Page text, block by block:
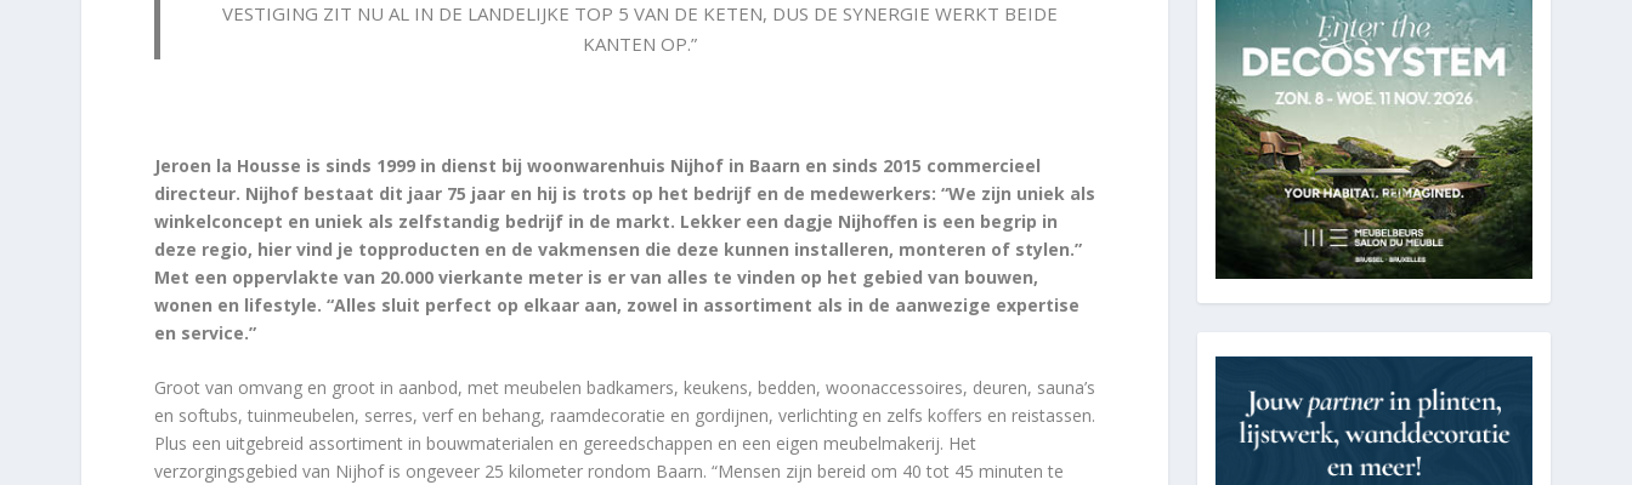
VESTIGING ZIT NU AL IN DE LANDELIJKE TOP 5 VAN DE KETEN, DUS DE SYNERGIE WERKT BEIDE
KANTEN OP.”
Jeroen la Housse is sinds 1999 in dienst bij woonwarenhuis Nijhof in Baarn en sinds 2015 commercieel
directeur. Nijhof bestaat dit jaar 75 jaar en hij is trots op het bedrijf en de medewerkers: “We zijn uniek als
winkelconcept en uniek als zelfstandig bedrijf in de markt. Lekker een dagje Nijhoffen is een begrip in
deze regio, hier vind je topproducten en de vakmensen die deze kunnen installeren, monteren of stylen.”
Met een oppervlakte van 20.000 vierkante meter is er van alles te vinden op het gebied van bouwen,
wonen en lifestyle. “Alles sluit perfect op elkaar aan, zowel in assortiment als in de aanwezige expertise
en service.”
Groot van omvang en groot in aanbod, met meubelen badkamers, keukens, bedden, woonaccessoires, deuren, sauna’s
en softubs, tuinmeubelen, serres, verf en behang, raamdecoratie en gordijnen, verlichting en zelfs koffers en reistassen.
Plus een uitgebreid assortiment in bouwmaterialen en gereedschappen en een eigen meubelmakerij. Het
verzorgingsgebied van Nijhof is ongeveer 25 kilometer rondom Baarn. “Mensen zijn bereid om 40 tot 45 minuten te